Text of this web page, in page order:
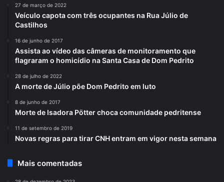
27 de março de 2022
Veículo capota com três ocupantes na Rua Júlio de
Castilhos
16 de junho de 2017
Assista ao vídeo das câmeras de monitoramento que
flagraram o homicídio na Santa Casa de Dom Pedrito
28 de julho de 2022
A morte de Júlio põe Dom Pedrito em luto
8 de junho de 2017
Morte de Isadora Pötter choca comunidade pedritense
11 de setembro de 2019
Novas regras para tirar CNH entram em vigor nesta semana
Mais comentadas